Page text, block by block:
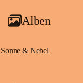
Alben
Sonne & Nebel